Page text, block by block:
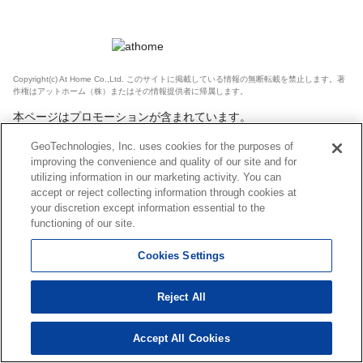
Copyright(c) At Home Co.,Ltd. このサイトに掲載している情報の無断転載を禁止します。著
作権はアットホーム（株）またはその情報提供者に帰属します。
本ページはプロモーションが含まれています。
GeoTechnologies, Inc. uses cookies for the purposes of
improving the convenience and quality of our site and for
utilizing information in our marketing activity. You can
accept or reject collecting information through cookies at
your discretion except information essential to the
functioning of our site.
Cookies Settings
Reject All
Accept All Cookies